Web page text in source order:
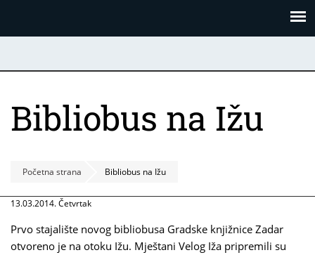
Bibliobus na Ižu
Početna strana Bibliobus na Ižu
13.03.2014. Četvrtak
Prvo stajalište novog bibliobusa Gradske knjižnice Zadar
otvoreno je na otoku Ižu. Mještani Velog Iža pripremili su